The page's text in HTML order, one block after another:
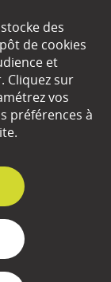
des
de cookies
et
Cliquez sur
vos
préférences à